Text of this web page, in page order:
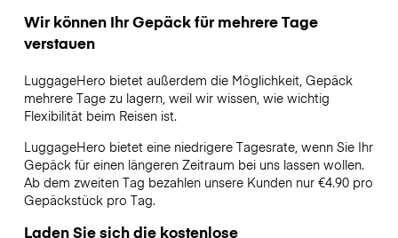
Wir können Ihr Gepäck für mehrere Tage
verstauen
LuggageHero bietet außerdem die Möglichkeit, Gepäck
mehrere Tage zu lagern, weil wir wissen, wie wichtig
Flexibilität beim Reisen ist.
LuggageHero bietet eine niedrigere Tagesrate, wenn Sie Ihr
Gepäck für einen längeren Zeitraum bei uns lassen wollen.
Ab dem zweiten Tag bezahlen unsere Kunden nur €4.90 pro
Gepäckstück pro Tag.
Laden Sie sich die kostenlose